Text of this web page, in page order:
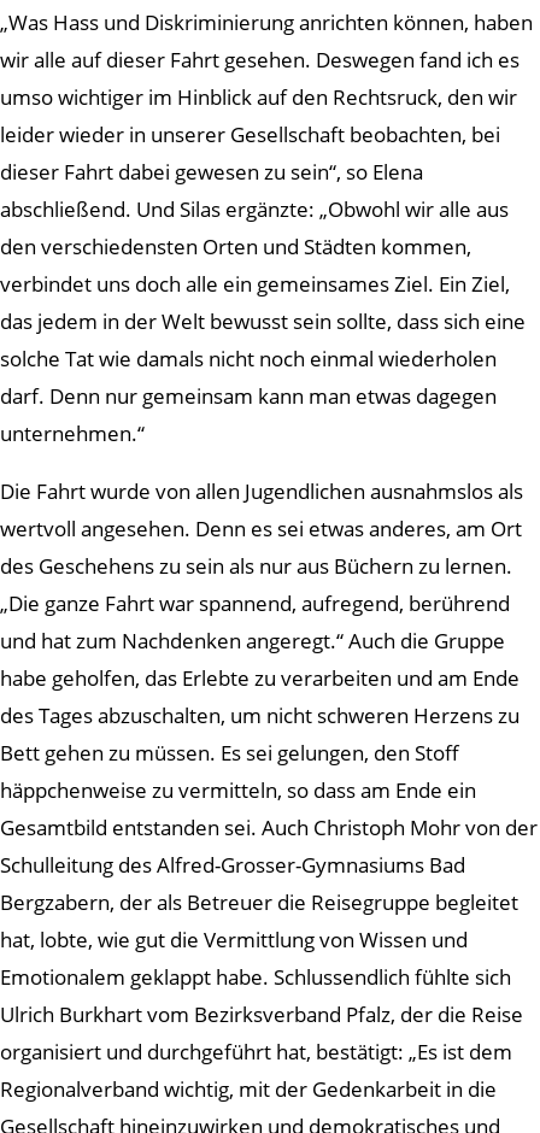
„Was Hass und Diskriminierung anrichten können, haben
wir alle auf dieser Fahrt gesehen. Deswegen fand ich es
umso wichtiger im Hinblick auf den Rechtsruck, den wir
leider wieder in unserer Gesellschaft beobachten, bei
dieser Fahrt dabei gewesen zu sein“, so Elena
abschließend. Und Silas ergänzte: „Obwohl wir alle aus
den verschiedensten Orten und Städten kommen,
verbindet uns doch alle ein gemeinsames Ziel. Ein Ziel,
das jedem in der Welt bewusst sein sollte, dass sich eine
solche Tat wie damals nicht noch einmal wiederholen
darf. Denn nur gemeinsam kann man etwas dagegen
unternehmen.“
Die Fahrt wurde von allen Jugendlichen ausnahmslos als
wertvoll angesehen. Denn es sei etwas anderes, am Ort
des Geschehens zu sein als nur aus Büchern zu lernen.
„Die ganze Fahrt war spannend, aufregend, berührend
und hat zum Nachdenken angeregt.“ Auch die Gruppe
habe geholfen, das Erlebte zu verarbeiten und am Ende
des Tages abzuschalten, um nicht schweren Herzens zu
Bett gehen zu müssen. Es sei gelungen, den Stoff
häppchenweise zu vermitteln, so dass am Ende ein
Gesamtbild entstanden sei. Auch Christoph Mohr von der
Schulleitung des Alfred-Grosser-Gymnasiums Bad
Bergzabern, der als Betreuer die Reisegruppe begleitet
hat, lobte, wie gut die Vermittlung von Wissen und
Emotionalem geklappt habe. Schlussendlich fühlte sich
Ulrich Burkhart vom Bezirksverband Pfalz, der die Reise
organisiert und durchgeführt hat, bestätigt: „Es ist dem
Regionalverband wichtig, mit der Gedenkarbeit in die
Gesellschaft hineinzuwirken und demokratisches und